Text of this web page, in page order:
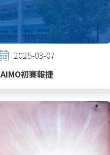
2025-03-07
AIMO初賽報捷